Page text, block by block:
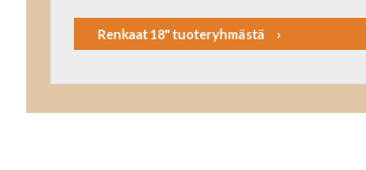
Renkaat 18" tuoteryhmästä